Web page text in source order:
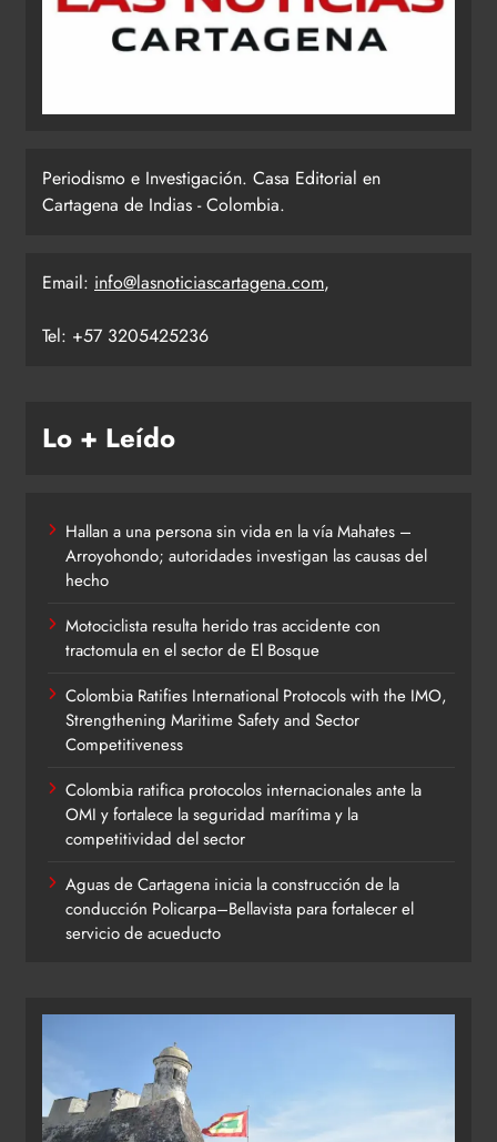
Periodismo e Investigación. Casa Editorial en
Cartagena de Indias - Colombia.
Email: info@lasnoticiascartagena.com,
Tel: +57 3205425236
Lo + Leído
Hallan a una persona sin vida en la vía Mahates –
Arroyohondo; autoridades investigan las causas del
hecho
Motociclista resulta herido tras accidente con
tractomula en el sector de El Bosque
Colombia Ratifies International Protocols with the IMO,
Strengthening Maritime Safety and Sector
Competitiveness
Colombia ratifica protocolos internacionales ante la
OMI y fortalece la seguridad marítima y la
competitividad del sector
Aguas de Cartagena inicia la construcción de la
conducción Policarpa–Bellavista para fortalecer el
servicio de acueducto